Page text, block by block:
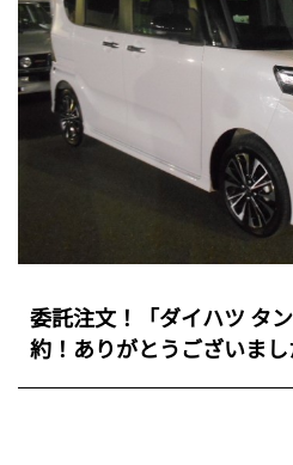
委託注文！「ダイハツ タ
約！ありがとうございまし